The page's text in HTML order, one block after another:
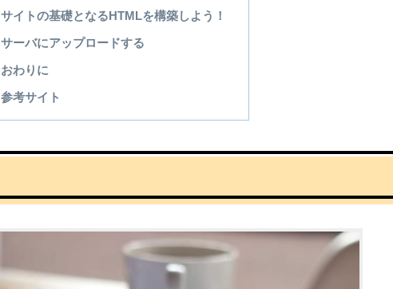
サイトの基礎となるHTMLを構築しよう！
サーバにアップロードする
おわりに
参考サイト